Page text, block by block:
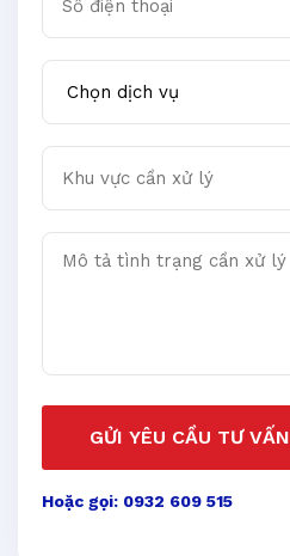
Chọn dịch vụ
Khu vực cần xử lý
Mô tả tình trạng cần xử lý
GỬI YÊU CẦU TƯ VẤN
Hoặc gọi: 0932 609 515